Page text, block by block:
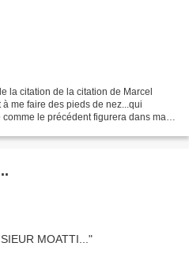
la citation de la citation de Marcel
me faire des pieds de nez...qui
le précédent figurera dans ma